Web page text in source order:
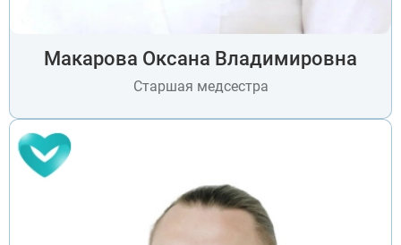
Макарова Оксана Владимировна
Старшая медсестра